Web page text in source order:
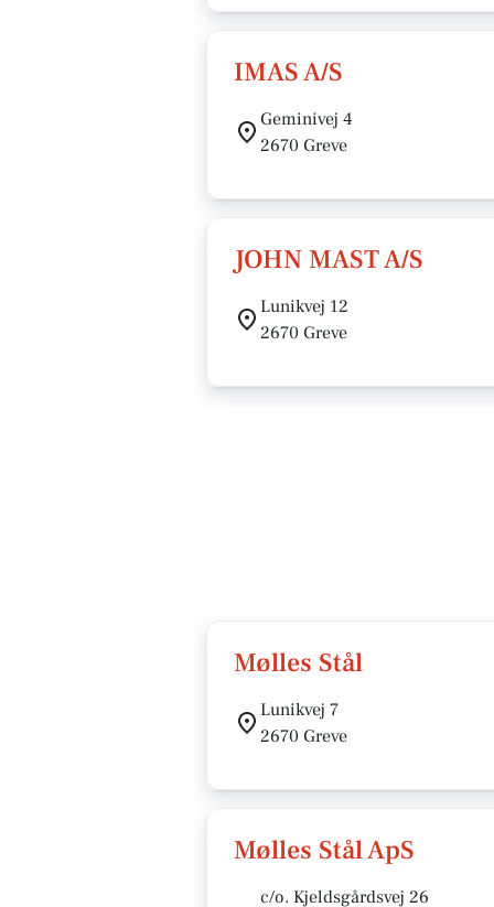
IMAS A/S
Geminivej 4
2670 Greve
JOHN MAST A/S
Lunikvej 12
2670 Greve
Mølles Stål
Lunikvej 7
2670 Greve
Mølles Stål ApS
c/o. Kjeldsgårdsvej 26